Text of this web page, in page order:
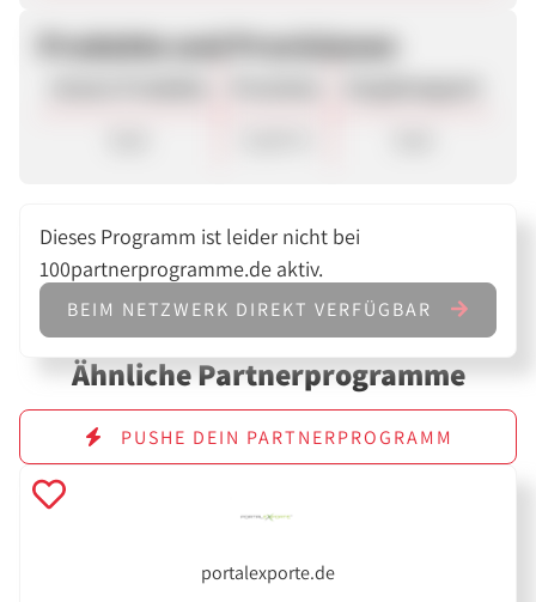
Produkte und Provisionen
Dieses Programm ist leider nicht bei
100partnerprogramme.de aktiv.
BEIM NETZWERK DIREKT VERFÜGBAR
Ähnliche Partnerprogramme
PUSHE DEIN PARTNERPROGRAMM
portalexporte.de